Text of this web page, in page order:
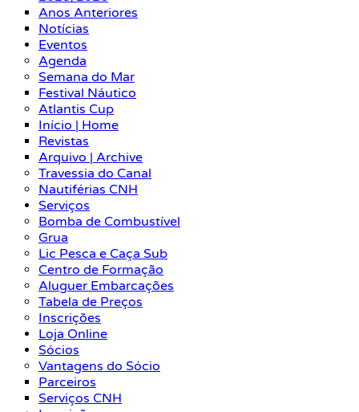
Anos Anteriores
Notícias
Eventos
Agenda
Semana do Mar
Festival Náutico
Atlantis Cup
Início | Home
Revistas
Arquivo | Archive
Travessia do Canal
Nautiférias CNH
Serviços
Bomba de Combustível
Grua
Lic Pesca e Caça Sub
Centro de Formação
Aluguer Embarcações
Tabela de Preços
Inscrições
Loja Online
Sócios
Vantagens do Sócio
Parceiros
Serviços CNH